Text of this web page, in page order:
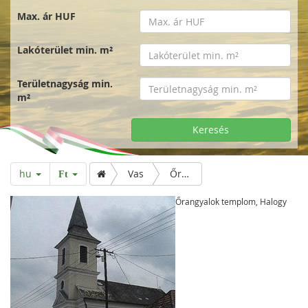
Max. ár HUF
Lakóterület min. m²
Területnagyság min.
m²
Keresés
hu Ft Vas Őrangyalok templom, Halogy
Őrangyalok templom, Halogy